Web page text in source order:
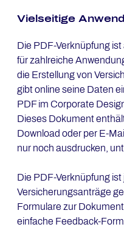
Viel­sei­ti­ge
Die PDF-Verknüpfung
für zahlreiche
die Erstellung von
gibt online seine Daten
PDF im Corporate
Dieses Dokument
Download oder per E-
nur noch ausdrucken,
Die PDF-Verknüpfung
Versicherungsanträge
Formulare zur
einfache Feedback-